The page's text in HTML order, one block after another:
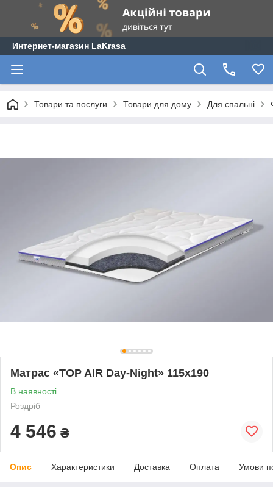
Интернет-магазин LaKrasa
Товари та послуги Товари для дому Для спальні
Матрас «TOP AIR Day-Night» 115x190
В наявності
Роздріб
4 546 ₴
Опис Характеристики Доставка Оплата Умови